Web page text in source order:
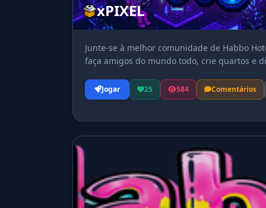
xPIXEL
Junte-se à melhor comunidade de Habbo
faça amigos do mundo todo, crie quartos e
Jogar 25 584 Comentários